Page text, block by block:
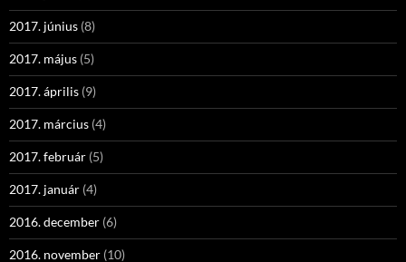
2017. június (8)
2017. május (5)
2017. április (9)
2017. március (4)
2017. február (5)
2017. január (4)
2016. december (6)
2016. november (10)